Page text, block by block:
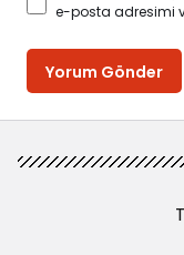
e-posta adresimi
Yorum Gönder